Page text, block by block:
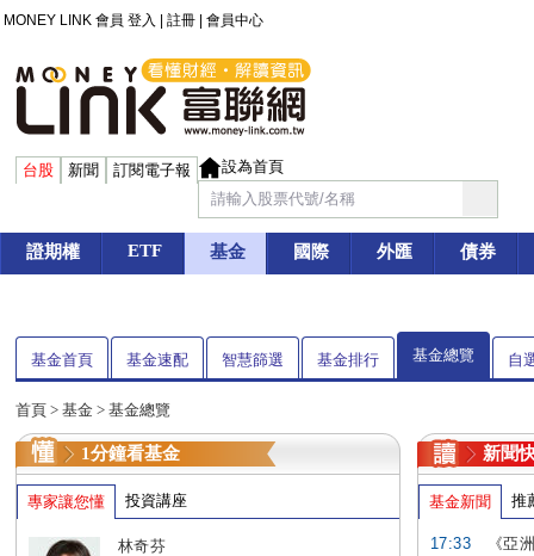
MONEY LINK 會員 登入 註冊 會員中心
台股 新聞 訂閱電子報 設為首頁
證期權 ETF 基金 國際 外匯 債券
基金首頁 基金速配 智慧篩選 基金排行 基金總覽 自
首頁 > 基金 > 基金總覽
1分鐘看基金
專家讓您懂 投資講座
林奇芬
新聞
基金新聞 推
17:33
《亞